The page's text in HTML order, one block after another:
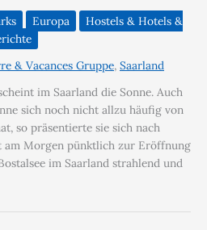
Europa
Hostels & Hotels &
& Vacances Gruppe, Saarland
im Saarland die Sonne. Auch
sich noch nicht allzu häufig von
so präsentierte sie sich nach
am Morgen pünktlich zur Eröffnung
im Saarland strahlend und